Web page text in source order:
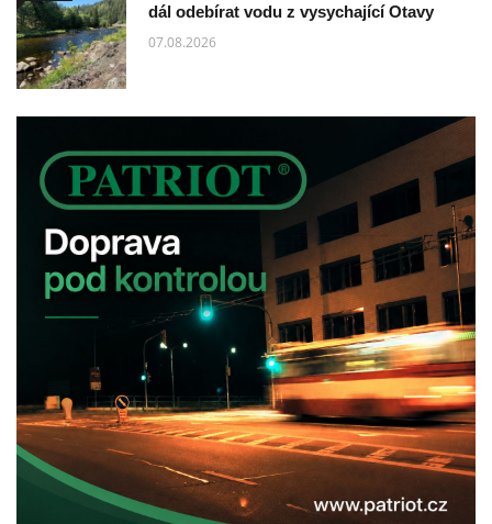
dál odebírat vodu z vysychající Otavy
07.08.2026